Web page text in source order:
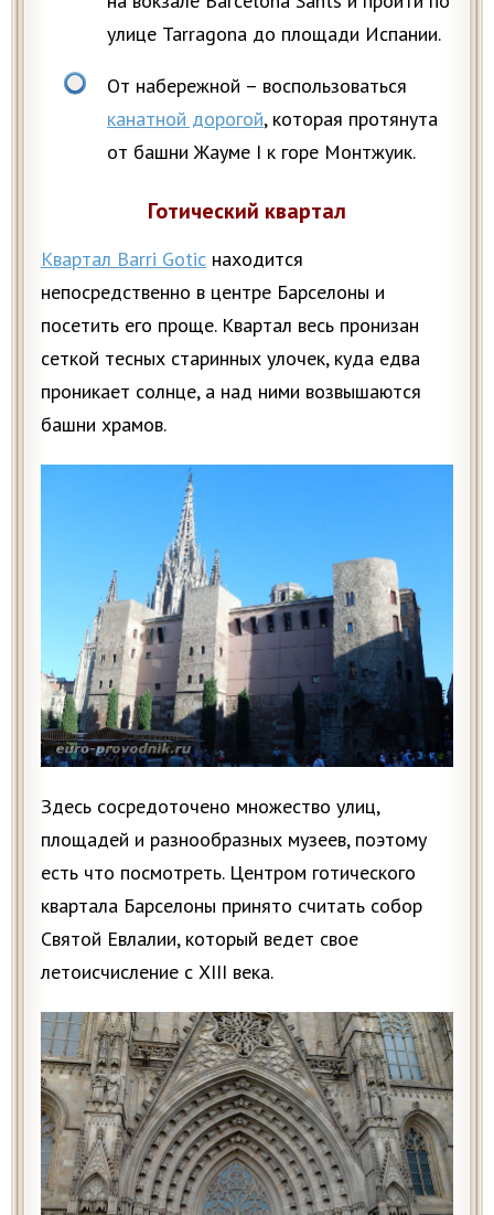
улице Tarragona до площади Испании.
От набережной – воспользоваться
канатной дорогой, которая протянута
от башни Жауме I к горе Монтжуик.
Готический квартал
Квартал Barri Gotic находится
непосредственно в центре Барселоны и
посетить его проще. Квартал весь пронизан
сеткой тесных старинных улочек, куда едва
проникает солнце, а над ними возвышаются
башни храмов.
Здесь сосредоточено множество улиц,
площадей и разнообразных музеев, поэтому
есть что посмотреть. Центром готического
квартала Барселоны принято считать собор
Святой Евлалии, который ведет свое
летоисчисление с XIII века.